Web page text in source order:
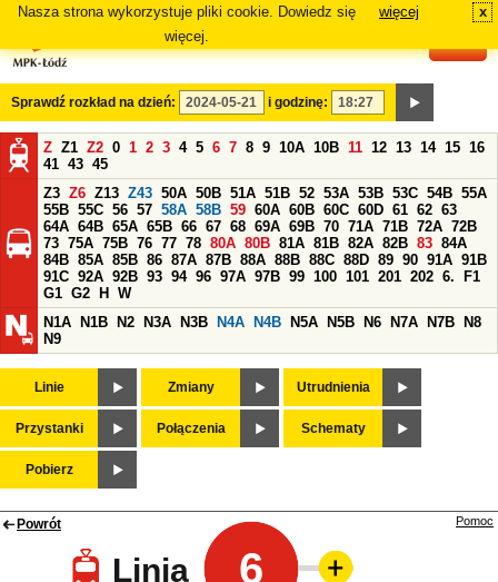
Nasza strona wykorzystuje pliki cookie. Dowiedz się
więcej.
więcej x
Sprawdź rozkład na dzień: i godzinę:
Z Z1 Z2 0 1 2 3 4 5 6 7 8 9 10A 10B 11 12 13 14 15 16
41 43 45
Z3 Z6 Z13 Z43 50A 50B 51A 51B 52 53A 53B 53C 54B 55A
55B 55C 56 57 58A 58B 59 60A 60B 60C 60D 61 62 63
64A 64B 65A 65B 66 67 68 69A 69B 70 71A 71B 72A 72B
73 75A 75B 76 77 78 80A 80B 81A 81B 82A 82B 83 84A
84B 85A 85B 86 87A 87B 88A 88B 88C 88D 89 90 91A 91B
91C 92A 92B 93 94 96 97A 97B 99 100 101 201 202 6.
F1
G1 G2 H
W
N1A
N1B N2 N3A N3B N4A N4B N5A N5B N6 N7A N7B
N8
N9
Linie Zmiany Utrudnienia
Przystanki Połączenia Schematy
Pobierz
Powrót
Linia 6
Pomoc